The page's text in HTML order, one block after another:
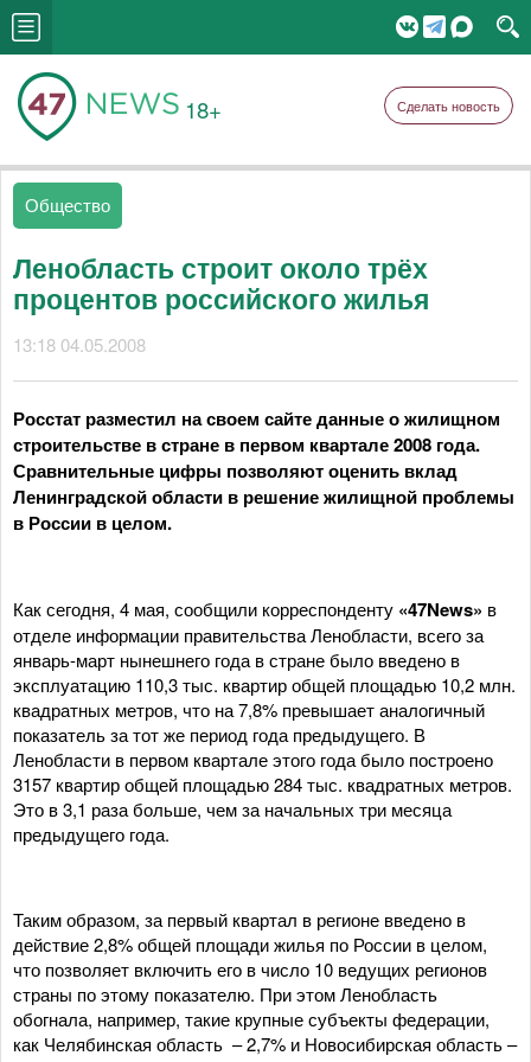
18+ Сделать новость
Общество
Ленобласть строит около трёх
процентов российского жилья
13:18 04.05.2008
Росстат разместил на своем сайте данные о жилищном
строительстве в стране в первом квартале 2008 года.
Сравнительные цифры позволяют оценить вклад
Ленинградской области в решение жилищной проблемы
в России в целом.
Как сегодня, 4 мая, сообщили корреспонденту «47News» в
отделе информации правительства Ленобласти, всего за
январь-март нынешнего года в стране было введено в
эксплуатацию 110,3 тыс. квартир общей площадью 10,2 млн.
квадратных метров, что на 7,8% превышает аналогичный
показатель за тот же период года предыдущего. В
Ленобласти в первом квартале этого года было построено
3157 квартир общей площадью 284 тыс. квадратных метров.
Это в 3,1 раза больше, чем за начальных три месяца
предыдущего года.
Таким образом, за первый квартал в регионе введено в
действие 2,8% общей площади жилья по России в целом,
что позволяет включить его в число 10 ведущих регионов
страны по этому показателю. При этом Ленобласть
обогнала, например, такие крупные субъекты федерации,
как Челябинская область – 2,7% и Новосибирская область –